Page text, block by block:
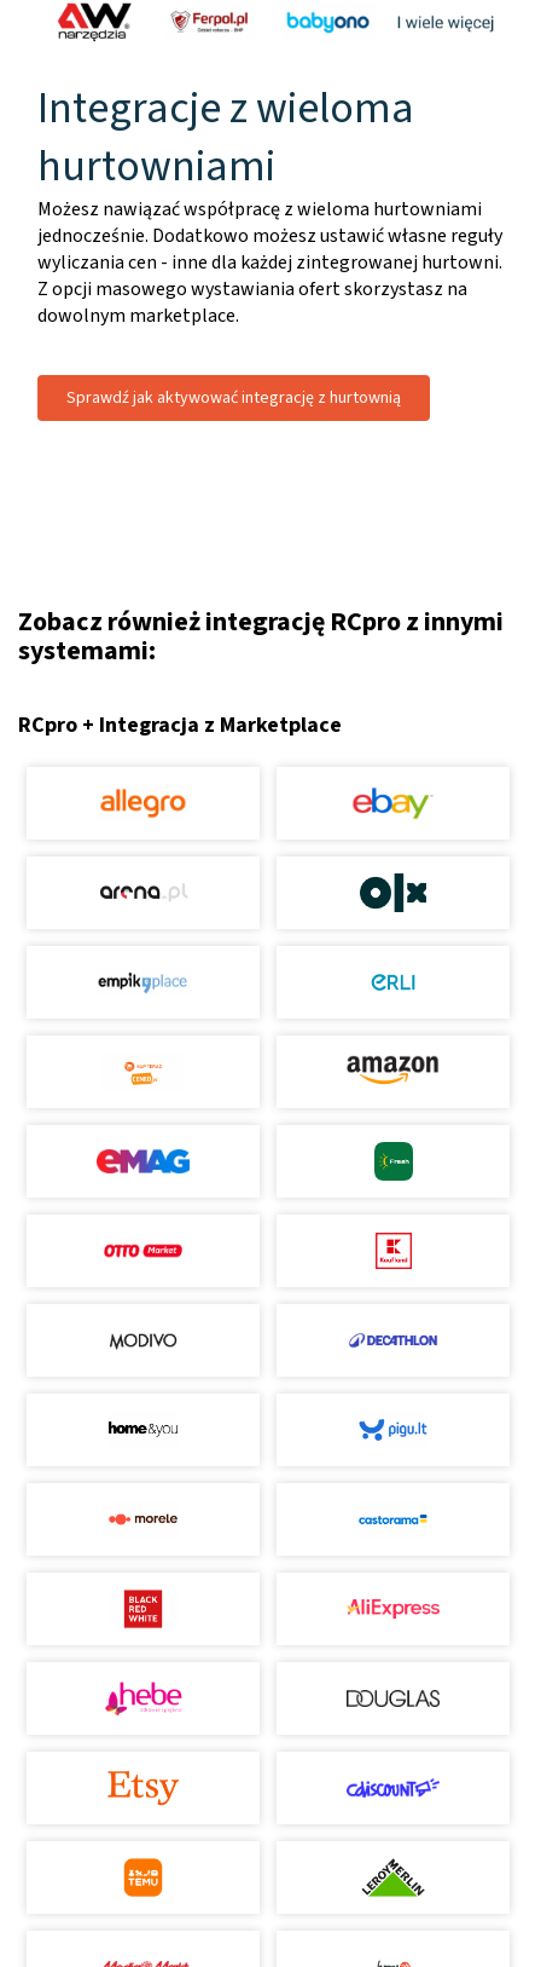
Integracje z wieloma
hurtowniami
Możesz nawiązać współpracę z wieloma hurtowniami
jednocześnie. Dodatkowo możesz ustawić własne reguły
wyliczania cen - inne dla każdej zintegrowanej hurtowni.
Z opcji masowego wystawiania ofert skorzystasz na
dowolnym marketplace.
Sprawdź jak aktywować integrację z hurtownią
Zobacz również integrację RCpro z innymi
systemami:
RCpro + Integracja z Marketplace